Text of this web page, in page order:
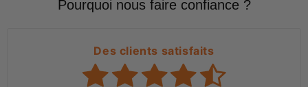
Pourquoi nous faire confiance ?
Des clients satisfaits